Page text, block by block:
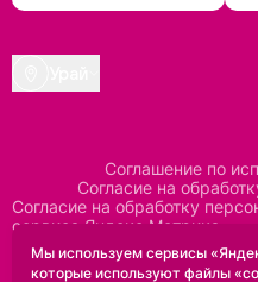
Соглашение по
Согласие на
Согласие на обработку
сервиса Яндекс Метрика
Согласие на обработку
сервиса Mindbox
Мы используем сервисы
которые используют файлы